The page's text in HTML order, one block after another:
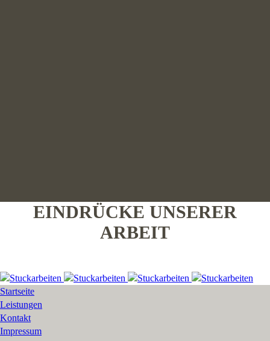
EINDRÜCKE UNSERER
ARBEIT
Startseite
Leistungen
Kontakt
Impressum